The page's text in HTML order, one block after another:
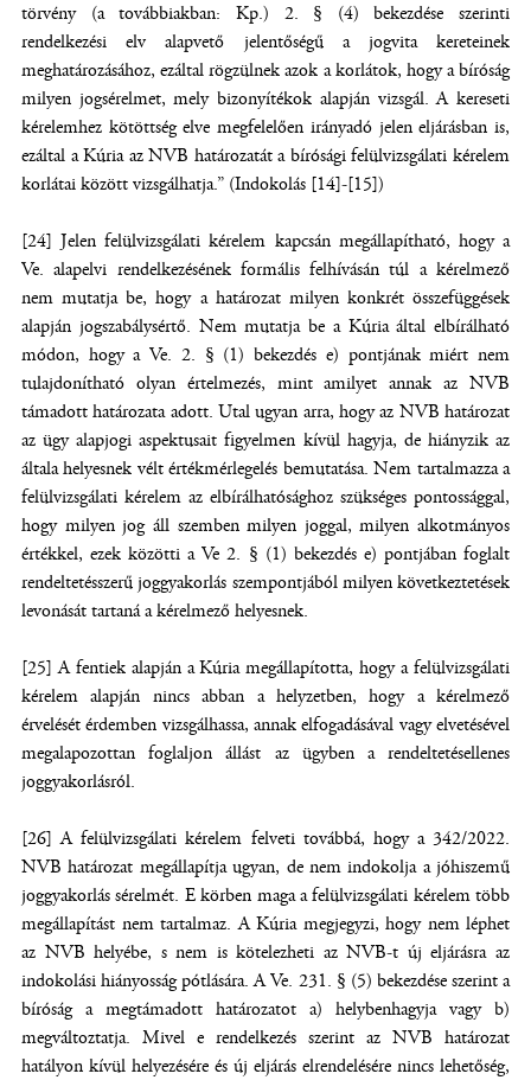
törvény (a továbbiakban: Kp.) 2. § (4) bekezdése szerinti
rendelkezési elv alapvető jelentőségű a jogvita kereteinek
meghatározásához, ezáltal rögzülnek azok a korlátok, hogy a bíróság
milyen jogsérelmet, mely bizonyítékok alapján vizsgál. A kereseti
kérelemhez kötöttség elve megfelelően irányadó jelen eljárásban is,
ezáltal a Kúria az NVB határozatát a bírósági felülvizsgálati kérelem
korlátai között vizsgálhatja.” (Indokolás [14]-[15])
[24] Jelen felülvizsgálati kérelem kapcsán megállapítható, hogy a
Ve. alapelvi rendelkezésének formális felhívásán túl a kérelmező
nem mutatja be, hogy a határozat milyen konkrét összefüggések
alapján jogszabálysértő. Nem mutatja be a Kúria által elbírálható
módon, hogy a Ve. 2. § (1) bekezdés e) pontjának miért nem
tulajdonítható olyan értelmezés, mint amilyet annak az NVB
támadott határozata adott. Utal ugyan arra, hogy az NVB határozat
az ügy alapjogi aspektusait figyelmen kívül hagyja, de hiányzik az
általa helyesnek vélt értékmérlegelés bemutatása. Nem tartalmazza a
felülvizsgálati kérelem az elbírálhatósághoz szükséges pontossággal,
hogy milyen jog áll szemben milyen joggal, milyen alkotmányos
értékkel, ezek közötti a Ve 2. § (1) bekezdés e) pontjában foglalt
rendeltetésszerű joggyakorlás szempontjából milyen következtetések
levonását tartaná a kérelmező helyesnek.
[25] A fentiek alapján a Kúria megállapította, hogy a felülvizsgálati
kérelem alapján nincs abban a helyzetben, hogy a kérelmező
érvelését érdemben vizsgálhassa, annak elfogadásával vagy elvetésével
megalapozottan foglaljon állást az ügyben a rendeltetésellenes
joggyakorlásról.
[26] A felülvizsgálati kérelem felveti továbbá, hogy a 342/2022.
NVB határozat megállapítja ugyan, de nem indokolja a jóhiszemű
joggyakorlás sérelmét. E körben maga a felülvizsgálati kérelem több
megállapítást nem tartalmaz. A Kúria megjegyzi, hogy nem léphet
az NVB helyébe, s nem is kötelezheti az NVB-t új eljárásra az
indokolási hiányosság pótlására. A Ve. 231. § (5) bekezdése szerint a
bíróság a megtámadott határozatot a) helybenhagyja vagy b)
megváltoztatja. Mivel e rendelkezés szerint az NVB határozat
hatályon kívül helyezésére és új eljárás elrendelésére nincs lehetőség,